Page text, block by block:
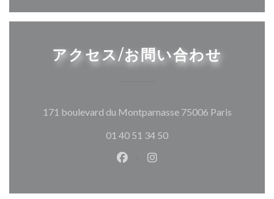
アクセス/お問い合わせ
171 boulevard du Montparnasse 75006 Paris((新しい
01 40 51 34 50
Facebook ((新しいウィンドウ
Instagram ((新しいウィ